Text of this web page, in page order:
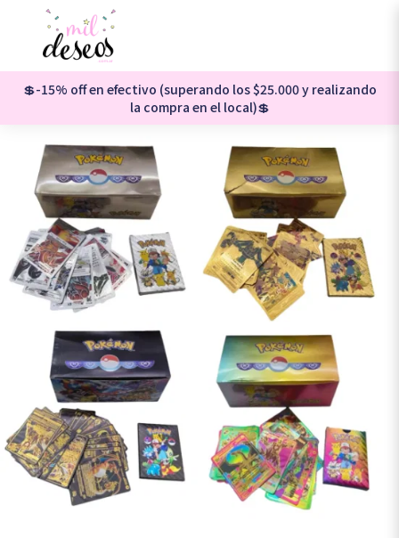
💲-15% off en efectivo (superando los $25.000 y realizando
la compra en el local)💲